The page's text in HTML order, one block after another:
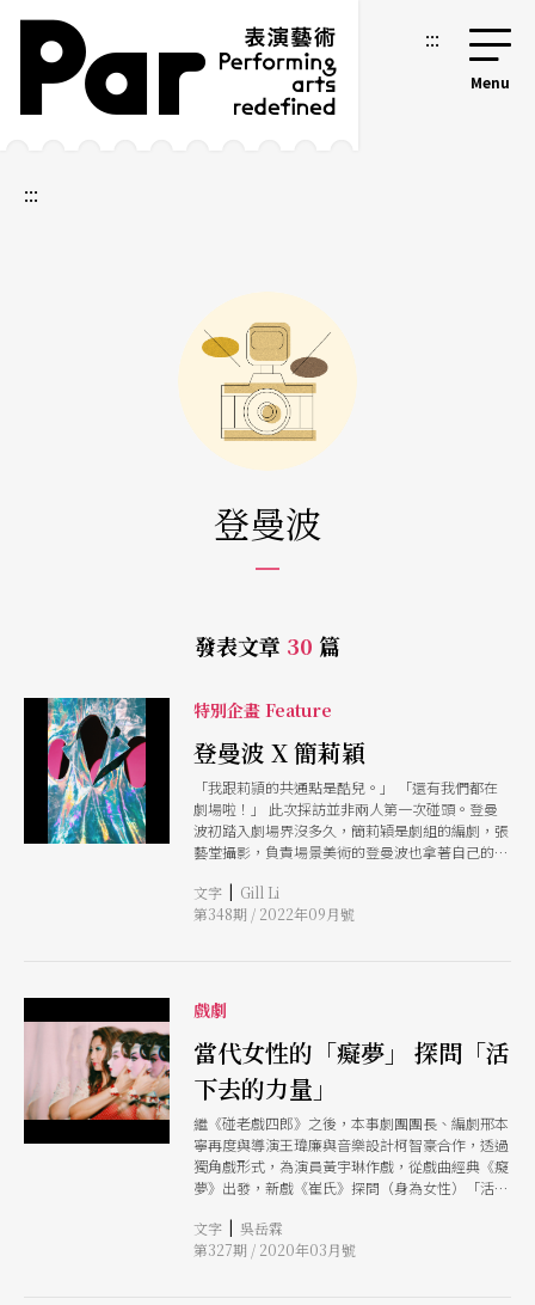
跳到主要內容區塊
網站導覽 :::
:::
登曼波
發表文章 30 篇
特別企畫 Feature
登曼波 X 簡莉穎
「我跟莉頴的共通點是酷兒。」 「還有我們都在
劇場啦！」 此次採訪並非兩人第一次碰頭。登曼
波初踏入劇場界沒多久，簡莉穎是劇組的編劇，張
藝堂攝影，負責場景美術的登曼波也拿著自己的底
與陳藝堂的照片交互用在宣傳上。其後，登曼波陸
續把作品放到網路上，接著莎士比亞的妹妹們的劇
創作裡尋找自身的解答、幫別人說那些說不出口，
用影像轉譯故事。 這幾年分別在影視及電影產業
打滾，談起劇場，登曼波與簡莉穎一致認同在這個
已有百年的產業，是一個沒有包袱且包容各式創作
的地方。不同於電影業固有男性主導的隱性文化，
間彈性吸附未知，在視覺或是劇本皆百花齊放，甚
至走得比商業電影更前面。 或許有時候也是種不
得不。「劇場在宣傳的時候，劇本通常才進行到一
半，攝影師知道劇本裡想傳達的東西，但這東西要
如何呈現，它可以是不那麼具象化的，因為要具
象，也沒東西。」登曼波大笑說道。 在創作簡莉
穎 2012年作品《羞昂APP》視覺時，登曼波刻意不
文字 | Gill Li
第348期 / 2022年09月號
戲劇
當代女性的「癡夢」 探問「活
下去的力量」
繼《碰老戲四郎》之後，本事劇團團長、編劇邢本
寧再度與導演王瑋廉與音樂設計柯智豪合作，透過
獨角戲形式，為演員黃宇琳作戲，從戲曲經典《癡
夢》出發，新戲《崔氏》探問（身為女性）「活下
卻又極力表現的過氣歌星，讓兩個活在兩個不同的
時空的「崔氏」，在劇場裡彼此溝通，然後共同發
文字 | 吳岳霖
第327期 / 2020年03月號